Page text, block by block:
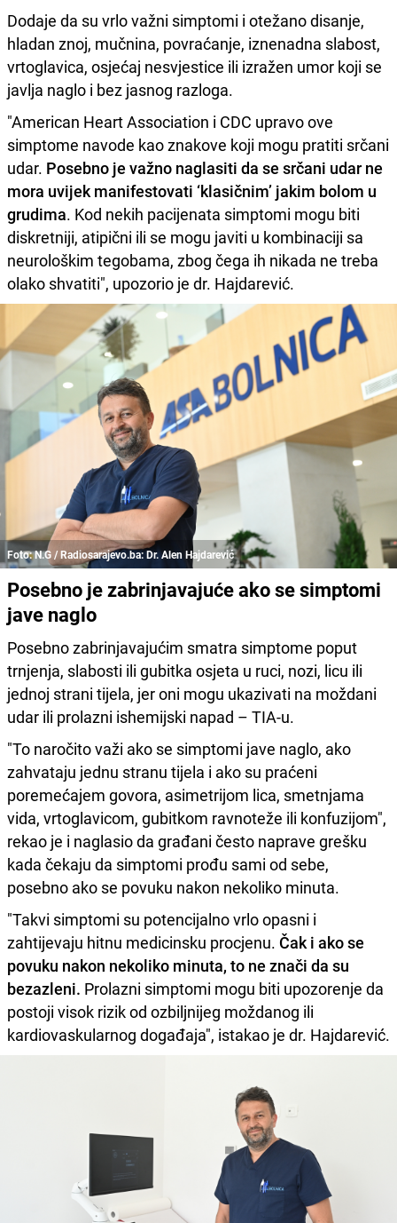
Dodaje da su vrlo važni simptomi i otežano disanje,
hladan znoj, mučnina, povraćanje, iznenadna slabost,
vrtoglavica, osjećaj nesvjestice ili izražen umor koji se
javlja naglo i bez jasnog razloga.
"American Heart Association i CDC upravo ove
simptome navode kao znakove koji mogu pratiti srčani
udar. Posebno je važno naglasiti da se srčani udar ne
mora uvijek manifestovati ‘klasičnim’ jakim bolom u
grudima. Kod nekih pacijenata simptomi mogu biti
diskretniji, atipični ili se mogu javiti u kombinaciji sa
neurološkim tegobama, zbog čega ih nikada ne treba
olako shvatiti", upozorio je dr. Hajdarević.
Foto: N.G / Radiosarajevo.ba: Dr. Alen Hajdarević
Posebno je zabrinjavajuće ako se simptomi
jave naglo
Posebno zabrinjavajućim smatra simptome poput
trnjenja, slabosti ili gubitka osjeta u ruci, nozi, licu ili
jednoj strani tijela, jer oni mogu ukazivati na moždani
udar ili prolazni ishemijski napad – TIA-u.
"To naročito važi ako se simptomi jave naglo, ako
zahvataju jednu stranu tijela i ako su praćeni
poremećajem govora, asimetrijom lica, smetnjama
vida, vrtoglavicom, gubitkom ravnoteže ili konfuzijom",
rekao je i naglasio da građani često naprave grešku
kada čekaju da simptomi prođu sami od sebe,
posebno ako se povuku nakon nekoliko minuta.
"Takvi simptomi su potencijalno vrlo opasni i
zahtijevaju hitnu medicinsku procjenu. Čak i ako se
povuku nakon nekoliko minuta, to ne znači da su
bezazleni. Prolazni simptomi mogu biti upozorenje da
postoji visok rizik od ozbiljnijeg moždanog ili
kardiovaskularnog događaja", istakao je dr. Hajdarević.